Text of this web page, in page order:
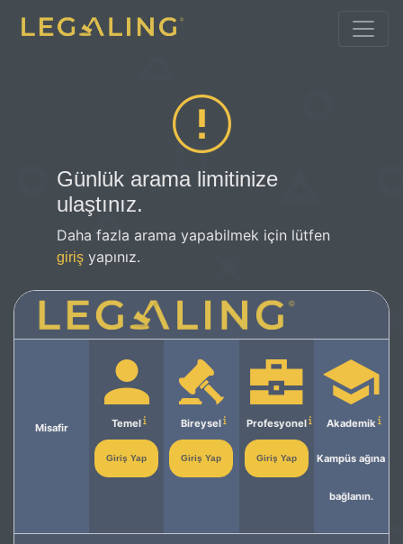
Günlük arama limitinize
ulaştınız.
Daha fazla arama yapabilmek için lütfen
giriş yapınız.
Misafir Temel
Giriş Yap
Bireysel
Giriş Yap
Profesyonel
Giriş Yap
Akademik
Kampüs ağına
bağlanın.